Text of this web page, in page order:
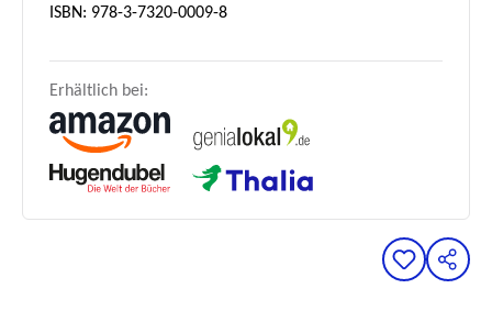
ISBN: 978-3-7320-0009-8
Erhältlich bei: